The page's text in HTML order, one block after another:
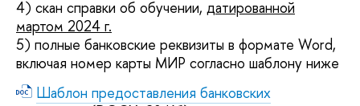
4) скан справки об обучении, датированной
мартом 2024 г.
5) полные банковские реквизиты в формате Word,
включая номер карты МИР согласно шаблону ниже
Шаблон предоставления банковских